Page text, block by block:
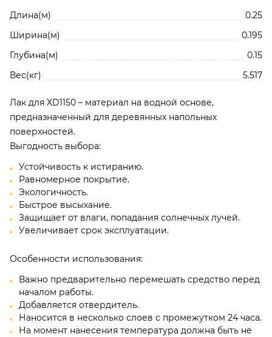
Длина(м)
0.25
Ширина(м)
0.195
Глубина(м)
0.15
Вес(кг)
5.517
Лак для XD1150 – материал на водной основе,
предназначенный для деревянных напольных
поверхностей.
Выгодность выбора:
Устойчивость к истиранию.
Равномерное покрытие.
Экологичность.
Быстрое высыхание.
Защищает от влаги, попадания солнечных лучей.
Увеличивает срок эксплуатации.
Особенности использования:
Важно предварительно перемешать средство перед
началом работы.
Добавляется отвердитель.
Наносится в несколько слоев с промежутком 24 часа.
На момент нанесения температура должна быть не
Отзывы о Лак для паркета в/р – блеск 50%, XD1150 (5 л
кг)) SOLIDCRYSTAL
Нажимая кнопку, вы соглашаетесь с
конфиденциальности и обработки
персональных данных
Добавить отзыв